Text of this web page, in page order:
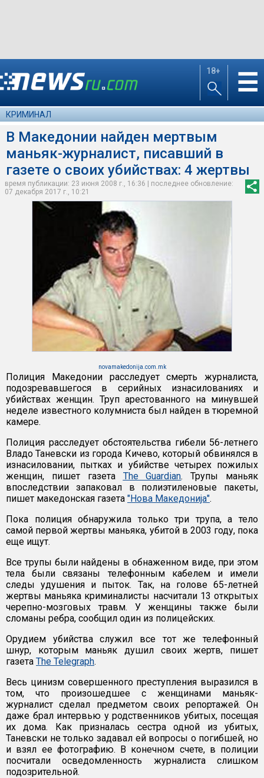
18+ ☰
КРИМИНАЛ
В Македонии найден мертвым
маньяк-журналист, писавший в
газете о своих убийствах: 4 жертвы
время публикации: 23 июня 2008 г., 16:36 | последнее обновление:
07 декабря 2017 г., 10:21
novamakedonija.com.mk
Полиция Македонии расследует смерть журналиста,
подозревавшегося в серийных изнасилованиях и
убийствах женщин. Труп арестованного на минувшей
неделе известного колумниста был найден в тюремной
камере.
Полиция расследует обстоятельства гибели 56-летнего
Владо Таневски из города Кичево, который обвинялся в
изнасиловании, пытках и убийстве четырех пожилых
женщин, пишет газета The Guardian. Трупы маньяк
впоследствии запаковал в полиэтиленовые пакеты,
пишет македонская газета "Нова Македониjа".
Пока полиция обнаружила только три трупа, а тело
самой первой жертвы маньяка, убитой в 2003 году, пока
еще ищут.
Все трупы были найдены в обнаженном виде, при этом
тела были связаны телефонным кабелем и имели
следы удушения и пыток. Так, на голове 65-летней
жертвы маньяка криминалисты насчитали 13 открытых
черепно-мозговых травм. У женщины также были
сломаны ребра, сообщил один из полицейских.
Орудием убийства служил все тот же телефонный
шнур, которым маньяк душил своих жертв, пишет
газета The Telegraph.
Весь цинизм совершенного преступления выразился в
том, что произошедшее с женщинами маньяк-
журналист сделал предметом своих репортажей. Он
даже брал интервью у родственников убитых, посещая
их дома. Как призналась сестра одной из убитых,
Таневски не только задавал ей вопросы о погибшей, но
и взял ее фотографию. В конечном счете, в полиции
посчитали осведомленность журналиста слишком
подозрительной.